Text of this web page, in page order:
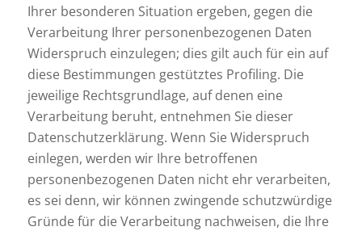
Ihrer besonderen Situation ergeben, gegen die
Verarbeitung Ihrer personenbezogenen Daten
Widerspruch einzulegen; dies gilt auch für ein auf
diese Bestimmungen gestütztes Profiling. Die
jeweilige Rechtsgrundlage, auf denen eine
Verarbeitung beruht, entnehmen Sie dieser
Datenschutzerklärung. Wenn Sie Widerspruch
einlegen, werden wir Ihre betroffenen
personenbezogenen Daten nicht ehr verarbeiten,
es sei denn, wir können zwingende schutzwürdige
Gründe für die Verarbeitung nachweisen, die Ihre